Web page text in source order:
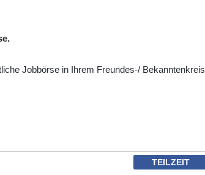
Jobbörse in Ihrem Freundes-/ Bekanntenkreis
TEILZEIT